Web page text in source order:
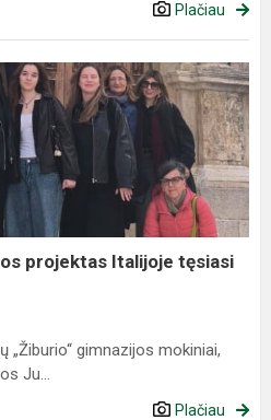
Plačiau
projektas Italijoje tęsiasi
„Žiburio“ gimnazijos mokiniai,
Ju...
Plačiau